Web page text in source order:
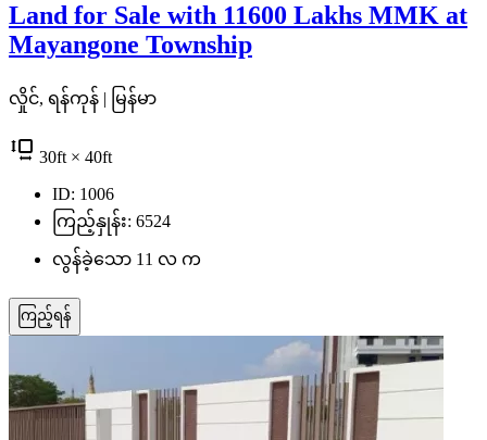
Land for Sale with 11600 Lakhs MMK at
Mayangone Township
လှိုင်, ရန်ကုန် | မြန်မာ
30ft × 40ft
ID: 1006
ကြည့်နှုန်း: 6524
လွန်ခဲ့သော 11 လ က
ကြည့်ရန်